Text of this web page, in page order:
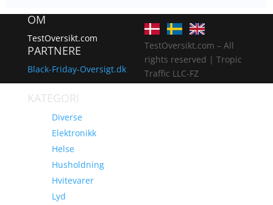
OM
TestOversikt.com
PARTNERE
Black-Friday-Oversigt.dk
KATEGORI
Diverse
Elektronikk
Helse
Husholdning
Hvitevarer
Lyd
TestOversikt.com – All
rights reserved | Tropic
Traffic LLC-FZ